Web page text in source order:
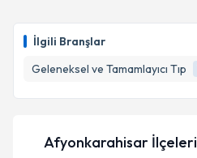
İlgili Branşlar
Geleneksel ve Tamamlayıcı Tıp
Afyonkarahisar İlçeleri